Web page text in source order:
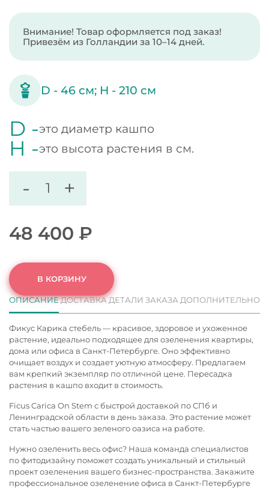
Внимание! Товар оформляется под заказ!
Привезём из Голландии за 10–14 дней.
D -46 см; H -210 см
D -это диаметр кашпо
H -это высота растения в см.
- +
48 400 ₽
В КОРЗИНУ
ОПИСАНИЕДОСТАВКАДЕТАЛИ ЗАКАЗА ДОПОЛНИТЕЛЬНО
Фикус Карика стебель — красивое, здоровое и ухоженное
растение, идеально подходящее для озеленения квартиры,
дома или офиса в Санкт-Петербурге. Оно эффективно
очищает воздух и создает уютную атмосферу. Предлагаем
вам крепкий экземпляр по отличной цене. Пересадка
растения в кашпо входит в стоимость.
Ficus Carica On Stem с быстрой доставкой по СПб и
Ленинградской области в день заказа. Это растение может
стать частью вашего зеленого оазиса на работе.
Нужно озеленить весь офис? Наша команда специалистов
по фитодизайну поможет создать уникальный и стильный
проект озеленения вашего бизнес-пространства. Закажите
профессиональноеозеленение офиса в Санкт-Петербурге